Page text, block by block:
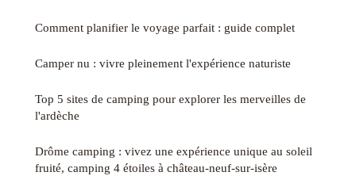
Comment planifier le voyage parfait : guide complet
Camper nu : vivre pleinement l'expérience naturiste
Top 5 sites de camping pour explorer les merveilles de
l'ardèche
Drôme camping : vivez une expérience unique au soleil
fruité, camping 4 étoiles à château-neuf-sur-isère